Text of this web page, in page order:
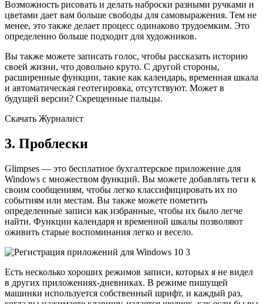
Возможность рисовать и делать наброски разными ручками и
цветами дает вам больше свободы для самовыражения. Тем не
менее, это также делает процесс одинаково трудоемким. Это
определенно больше подходит для художников.
Вы также можете записать голос, чтобы рассказать историю
своей жизни, что довольно круто. С другой стороны,
расширенные функции, такие как календарь, временная шкала
и автоматическая геотегировка, отсутствуют. Может в
будущей версии? Скрещенные пальцы.
Скачать Журналист
3. Проблески
Glimpses — это бесплатное бухгалтерское приложение для
Windows с множеством функций. Вы можете добавлять теги к
своим сообщениям, чтобы легко классифицировать их по
событиям или местам. Вы также можете пометить
определенные записи как избранные, чтобы их было легче
найти. Функции календаря и временной шкалы позволяют
оживить старые воспоминания легко и весело.
Есть несколько хороших режимов записи, которых я не видел
в других приложениях-дневниках. В режиме пишущей
машинки используется собственный шрифт, и каждый раз,